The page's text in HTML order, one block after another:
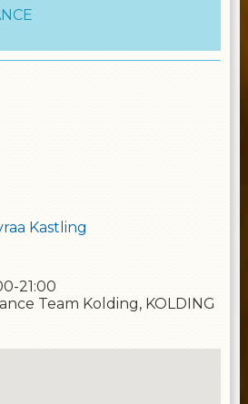
Kastling
21:00
Team Kolding, KOLDING